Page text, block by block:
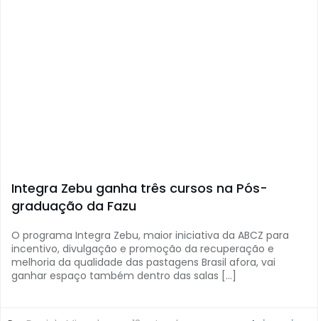
Integra Zebu ganha três cursos na Pós-
graduação da Fazu
O programa Integra Zebu, maior iniciativa da ABCZ para
incentivo, divulgação e promoção da recuperação e
melhoria da qualidade das pastagens Brasil afora, vai
ganhar espaço também dentro das salas […]